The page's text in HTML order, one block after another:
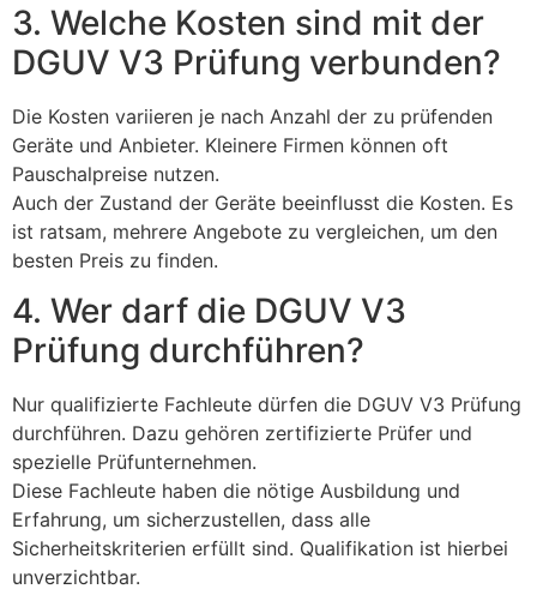
3. Welche Kosten sind mit der
DGUV V3 Prüfung verbunden?
Die Kosten variieren je nach Anzahl der zu prüfenden
Geräte und Anbieter. Kleinere Firmen können oft
Pauschalpreise nutzen.
Auch der Zustand der Geräte beeinflusst die Kosten. Es
ist ratsam, mehrere Angebote zu vergleichen, um den
besten Preis zu finden.
4. Wer darf die DGUV V3
Prüfung durchführen?
Nur qualifizierte Fachleute dürfen die DGUV V3 Prüfung
durchführen. Dazu gehören zertifizierte Prüfer und
spezielle Prüfunternehmen.
Diese Fachleute haben die nötige Ausbildung und
Erfahrung, um sicherzustellen, dass alle
Sicherheitskriterien erfüllt sind. Qualifikation ist hierbei
unverzichtbar.